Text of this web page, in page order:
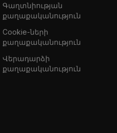
Գաղտնիության
քաղաքականություն
Cookie-ների
քաղաքականություն
Վերադարձի
քաղաքականություն